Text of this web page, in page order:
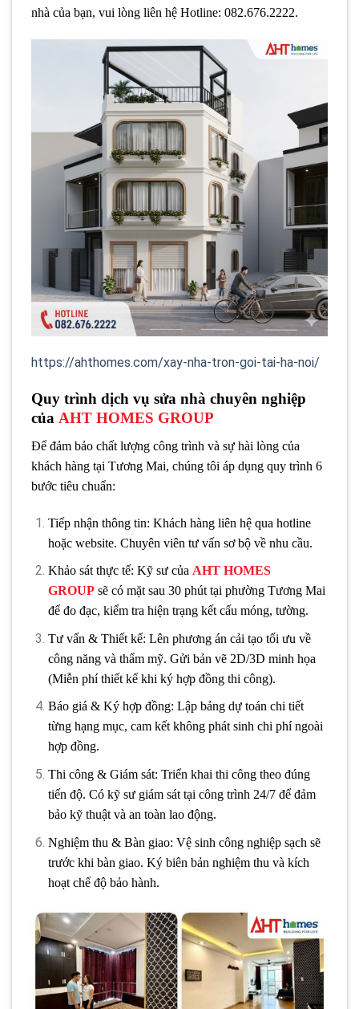
nhà của bạn, vui lòng liên hệ Hotline: 082.676.2222.
https://ahthomes.com/xay-nha-tron-goi-tai-ha-noi/
Quy trình dịch vụ sửa nhà chuyên nghiệp
của AHT HOMES GROUP
Để đảm bảo chất lượng công trình và sự hài lòng của
khách hàng tại Tương Mai, chúng tôi áp dụng quy trình 6
bước tiêu chuẩn:
Tiếp nhận thông tin: Khách hàng liên hệ qua hotline
hoặc website. Chuyên viên tư vấn sơ bộ về nhu cầu.
Khảo sát thực tế: Kỹ sư của AHT HOMES
GROUPsẽ có mặt sau 30 phút tại phường Tương Mai
để đo đạc, kiểm tra hiện trạng kết cấu móng, tường.
Tư vấn & Thiết kế: Lên phương án cải tạo tối ưu về
công năng và thẩm mỹ. Gửi bản vẽ 2D/3D minh họa
(Miễn phí thiết kế khi ký hợp đồng thi công).
Báo giá & Ký hợp đồng: Lập bảng dự toán chi tiết
từng hạng mục, cam kết không phát sinh chi phí ngoài
hợp đồng.
Thi công & Giám sát: Triển khai thi công theo đúng
tiến độ. Có kỹ sư giám sát tại công trình 24/7 để đảm
bảo kỹ thuật và an toàn lao động.
Nghiệm thu & Bàn giao: Vệ sinh công nghiệp sạch sẽ
trước khi bàn giao. Ký biên bản nghiệm thu và kích
hoạt chế độ bảo hành.